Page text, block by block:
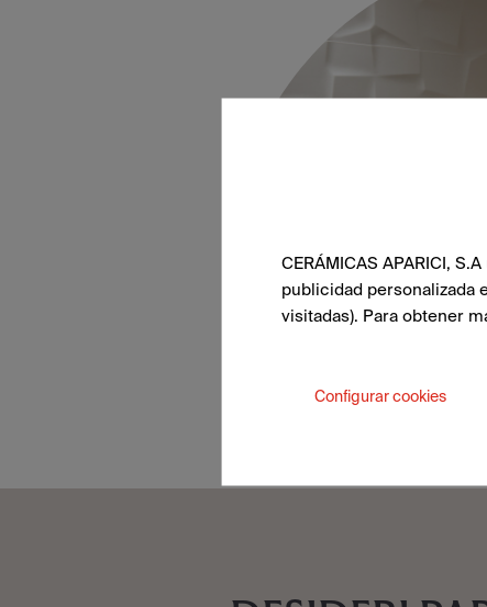
CERÁMICAS APARICI,
publicidad personalizada
visitadas). Para obtener
Configurar cookies